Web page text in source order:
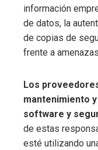
información
de datos, la
de copias de
frente a
Los
mantenimiento
software y
de estas
esté utilizando